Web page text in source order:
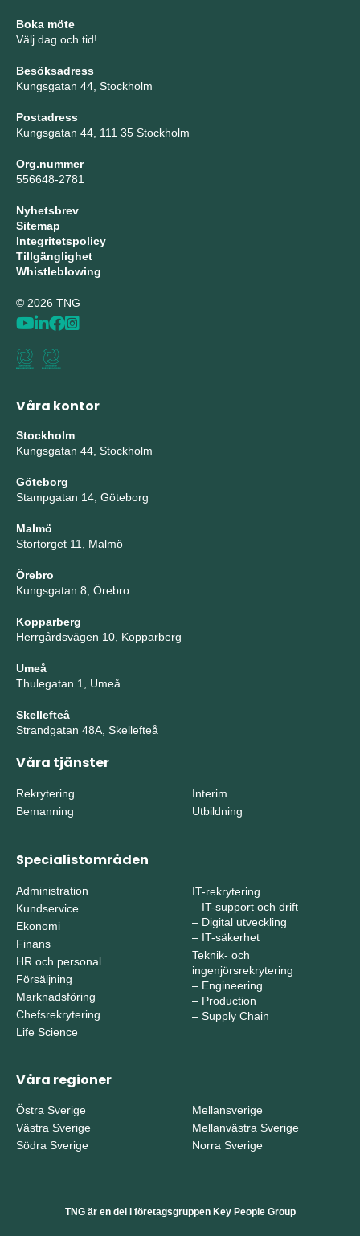
Boka möte
Välj dag och tid!
Besöksadress
Kungsgatan 44, Stockholm
Postadress
Kungsgatan 44, 111 35 Stockholm
Org.nummer
556648-2781
Nyhetsbrev
Sitemap
Integritetspolicy
Tillgänglighet
Whistleblowing
© 2026 TNG
Våra kontor
Stockholm
Kungsgatan 44, Stockholm
Göteborg
Stampgatan 14, Göteborg
Malmö
Stortorget 11, Malmö
Örebro
Kungsgatan 8, Örebro
Kopparberg
Herrgårdsvägen 10, Kopparberg
Umeå
Thulegatan 1, Umeå
Skellefteå
Strandgatan 48A, Skellefteå
Våra tjänster
Rekrytering
Bemanning
Interim
Utbildning
Specialistområden
Administration
Kundservice
Ekonomi
Finans
HR och personal
Försäljning
Marknadsföring
Chefsrekrytering
Life Science
IT-rekrytering
– IT-support och drift
– Digital utveckling
– IT-säkerhet
Teknik- och
ingenjörsrekrytering
– Engineering
– Production
– Supply Chain
Våra regioner
Östra Sverige
Västra Sverige
Södra Sverige
Mellansverige
Mellanvästra Sverige
Norra Sverige
TNG är en del i företagsgruppen Key People Group